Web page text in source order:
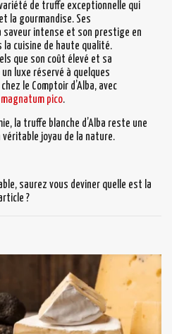
de truffe exceptionnelle qui
la gourmandise. Ses
intense et son prestige en
cuisine de haute qualité.
que son coût élevé et sa
luxe réservé à quelques
le Comptoir d’Alba, avec
pico.
la truffe blanche d’Alba reste une
véritable joyau de la nature.
saurez vous deviner quelle est la
?